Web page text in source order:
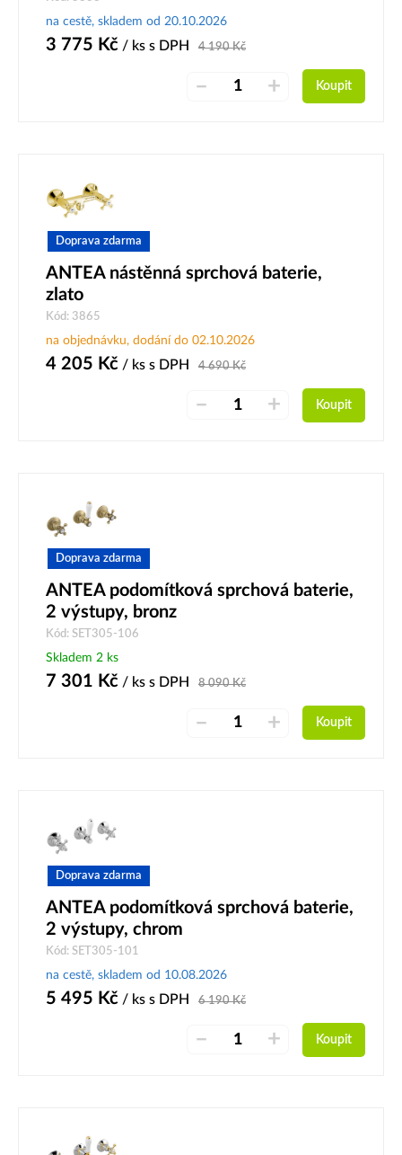
na cestě, skladem od 20.10.2026
3 775 Kč / ks s DPH 4 190Kč
– + Koupit
Doprava zdarma
ANTEA nástěnná sprchová baterie,
zlato
Kód: 3865
na objednávku, dodání do 02.10.2026
4 205 Kč / ks s DPH 4 690Kč
– + Koupit
Doprava zdarma
ANTEA podomítková sprchová baterie,
2 výstupy, bronz
Kód: SET305-106
Skladem 2 ks
7 301 Kč / ks s DPH 8 090Kč
– + Koupit
Doprava zdarma
ANTEA podomítková sprchová baterie,
2 výstupy, chrom
Kód: SET305-101
na cestě, skladem od 10.08.2026
5 495 Kč / ks s DPH 6 190Kč
– + Koupit